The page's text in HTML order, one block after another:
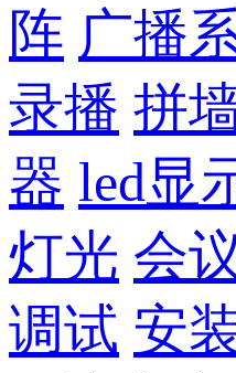
阵 广播
录播 拼
器 led显
灯光 会
调试 安